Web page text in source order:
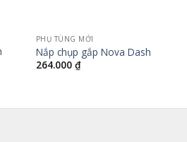
PHỤ TÙNG MỚI
Nắp chụp gắp Nova Dash
264.000 ₫